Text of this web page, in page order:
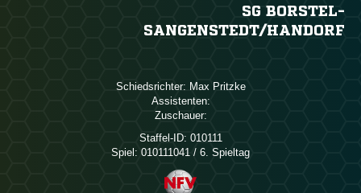
SG BORSTEL-
SANGENSTEDT/​HANDORF
Schiedsrichter:  
Assistenten:
Zuschauer:
Staffel-ID: 010111
Spiel: 010111041 / 6. Spieltag